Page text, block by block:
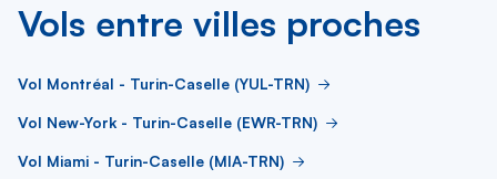
Vols entre villes proches
Vol Montréal - Turin-Caselle (YUL-TRN)
Vol New-York - Turin-Caselle (EWR-TRN)
Vol Miami - Turin-Caselle (MIA-TRN)